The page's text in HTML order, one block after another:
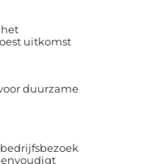
uitkomst
duurzame